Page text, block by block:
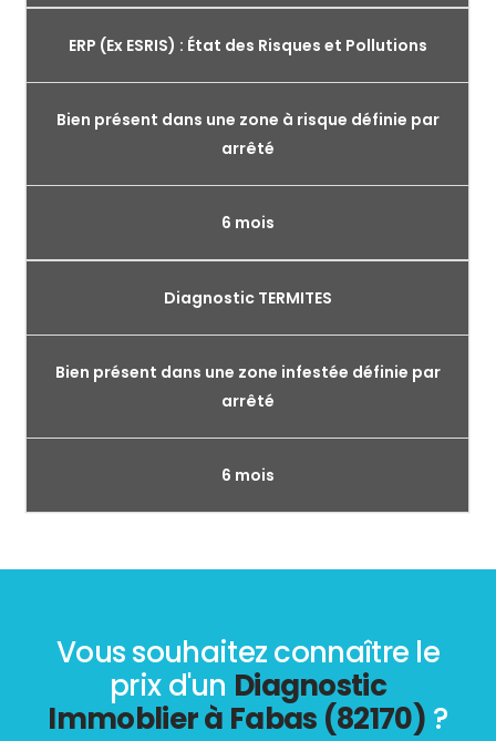
ERP (Ex ESRIS) : État des Risques et Pollutions
Bien présent dans une zone à risque définie par
arrêté
6 mois
Diagnostic TERMITES
Bien présent dans une zone infestée définie par
arrêté
6 mois
Vous souhaitez connaître le
prix d'un Diagnostic
Immoblier à Fabas (82170) ?